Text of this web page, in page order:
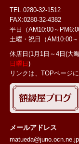
TEL:0280-32-1512
FAX:0280-32-4382
平日（AM10:00～
土曜・祝日
（AM10:00
休店日(1月1日～4日(大
日曜日 )
リンクは、TOPページ
メールアドレス
matueda@juno.ocn.ne.jp